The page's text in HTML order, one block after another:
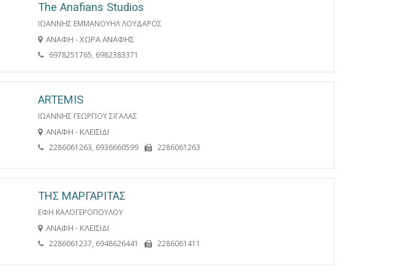
The Anafians Studios
ΙΩΑΝΝΗΣ ΕΜΜΑΝΟΥΗΛ ΛΟΥΔΑΡΟΣ
ΑΝΑΦΗ - ΧΩΡΑ ΑΝΑΦΗΣ
6978251765, 6982383371
ARTEMIS
ΙΩΑΝΝΗΣ ΓΕΩΡΓΙΟΥ ΣΙΓΑΛΑΣ
ΑΝΑΦΗ - ΚΛΕΙΣΙΔΙ
2286061263, 6936660599 2286061263
ΤΗΣ ΜΑΡΓΑΡΙΤΑΣ
ΕΦΗ ΚΑΛΟΓΕΡΟΠΟΥΛΟΥ
ΑΝΑΦΗ - ΚΛΕΙΣΙΔΙ
2286061237, 6948626441 2286061411